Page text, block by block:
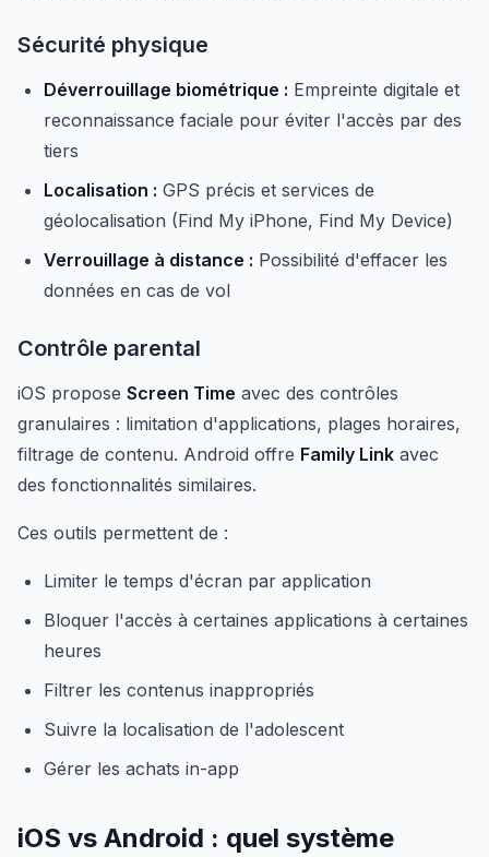
Sécurité physique
Déverrouillage biométrique : Empreinte digitale et
reconnaissance faciale pour éviter l'accès par des
tiers
Localisation : GPS précis et services de
géolocalisation (Find My iPhone, Find My Device)
Verrouillage à distance : Possibilité d'effacer les
données en cas de vol
Contrôle parental
iOS propose Screen Time avec des contrôles
granulaires : limitation d'applications, plages horaires,
filtrage de contenu. Android offre Family Link avec
des fonctionnalités similaires.
Ces outils permettent de :
Limiter le temps d'écran par application
Bloquer l'accès à certaines applications à certaines
heures
Filtrer les contenus inappropriés
Suivre la localisation de l'adolescent
Gérer les achats in-app
iOS vs Android : quel système